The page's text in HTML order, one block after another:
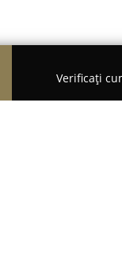
Verificați